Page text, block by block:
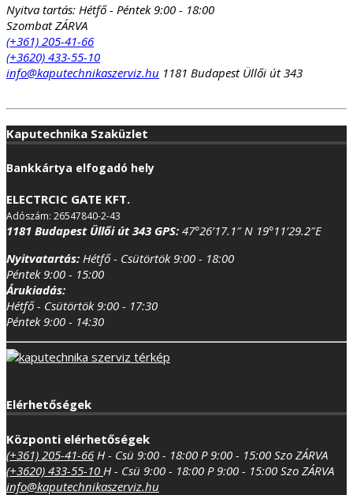
Nyitva tartás: Hétfő - Péntek 9:00 - 18:00
Szombat ZÁRVA
(+361) 205-41-66
(+3620) 433-55-10
info@kaputechnikaszerviz.hu 1181 Budapest Üllői út 343
Kaputechnika Szaküzlet
Bankkártya elfogadó hely
ELECTRCIC GATE KFT.
Adószám: 26547840-2-43
1181 Budapest Üllői út 343 GPS: 47°26’17.1″ N 19°11’29.2″E
Nyitvatartás: Hétfő - Csütörtök 9:00 - 18:00
Péntek 9:00 - 15:00
Árukiadás:
Hétfő - Csütörtök 9:00 - 17:30
Péntek 9:00 - 14:30
Elérhetőségek
Központi elérhetőségek
(+361) 205-41-66 H - Csü 9:00 - 18:00 P 9:00 - 15:00 Szo ZÁRVA
(+3620) 433-55-10 H - Csü 9:00 - 18:00 P 9:00 - 15:00 Szo ZÁRVA
info@kaputechnikaszerviz.hu